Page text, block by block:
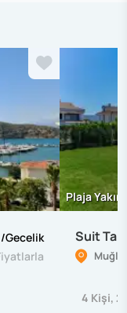
/Gecelik
Plaja
Suit
4 Kişi, 2